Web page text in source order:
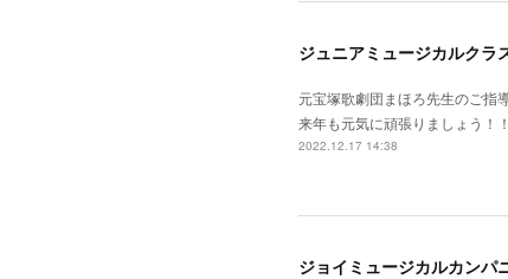
ジュニアミュージカルクラ
元宝塚歌劇団まほろ先生のご指
来年も元気に頑張りましょう！
2022.12.17 14:38
ジョイミュージカルカンパ